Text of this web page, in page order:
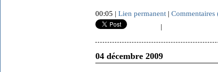
00:05 | Lien permanent | Commentaires
|
04 décembre 2009